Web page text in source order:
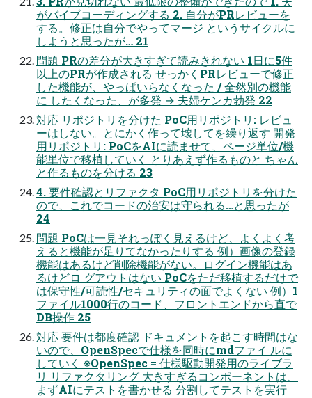
がバイブコーディングする 2. 自分がPRレビューを
する。修正は自分でやってマージ というサイクルに
しようと思ったが… 21
問題 PRの差分が大きすぎて読みきれない 1日に5件
以上のPRが作成される せっかくPRレビューで修正
した機能が、やっぱいらなくなった / 全然別の機能
に したくなった、が多発 → 夫婦ケンカ勃発 22
対応 リポジトリを分けた PoC用リポジトリ: レビュ
ーはしない。とにかく作って壊してを繰り返す 開発
用リポジトリ: PoCをAIに読ませて、ページ単位/機
能単位で移植していく とりあえず作るものと ちゃん
と作るものを分ける 23
4. 要件確認とリファクタ PoC用リポジトリを分けた
ので、これでコードの治安は守られる…と思ったが
24
問題 PoCは一見それっぽく見えるけど、よくよく考
えると機能が足りてなかったりする 例）画像の登録
機能はあるけど削除機能がない。ログイン機能はあ
るけどロ グアウトはない PoCをただ移植するだけで
は保守性/可読性/セキュリティの面でよくない 例）1
ファイル1000行のコード、フロントエンドから直で
DB操作 25
対応 要件は都度確認 ドキュメントを起こす時間はな
いので、OpenSpecで仕様を同時にmdファイ ルに
していく ※OpenSpec = 仕様駆動開発用のライブラ
リ リファクタリング 大きすぎるコンポーネントは、
まずAIにテストを書かせる 分割してテストを実行